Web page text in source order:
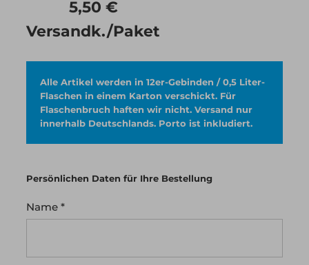
5,50 €
Versandk./Paket
Alle Artikel werden in 12er-Gebinden / 0,5 Liter-
Flaschen in einem Karton verschickt. Für
Flaschenbruch haften wir nicht. Versand nur
innerhalb Deutschlands. Porto ist inkludiert.
Persönlichen Daten für Ihre Bestellung
Name *